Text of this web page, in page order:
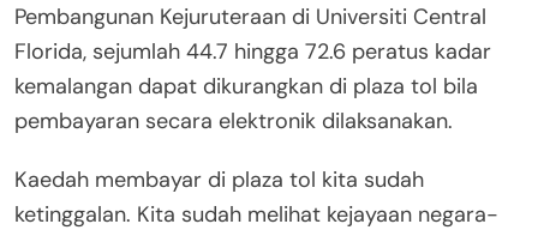
Pembangunan Kejuruteraan di Universiti Central
Florida, sejumlah 44.7 hingga 72.6 peratus kadar
kemalangan dapat dikurangkan di plaza tol bila
pembayaran secara elektronik dilaksanakan.
Kaedah membayar di plaza tol kita sudah
ketinggalan. Kita sudah melihat kejayaan negara-